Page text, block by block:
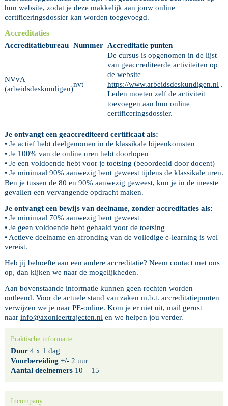
hun website, zodat je deze makkelijk aan jouw online
certificeringsdossier kan worden toegevoegd.
Accreditaties
Accreditatiebureau Nummer Accreditatie punten
NVvA
(arbeidsdeskundigen)
nvt
De cursus is opgenomen in de lijst
van geaccrediteerde activiteiten op
de website
https://www.arbeidsdeskundigen.nl .
Leden moeten zelf de activiteit
toevoegen aan hun online
certificeringsdossier.
Je ontvangt een geaccrediteerd certificaat als:
• Je actief hebt deelgenomen in de klassikale bijeenkomsten
• Je 100% van de online uren hebt doorlopen
• Je een voldoende hebt voor je toetsing (beoordeeld door docent)
• Je minimaal 90% aanwezig bent geweest tijdens de klassikale uren.
Ben je tussen de 80 en 90% aanwezig geweest, kun je in de meeste
gevallen een vervangende opdracht maken.
Je ontvangt een bewijs van deelname, zonder accreditaties als:
• Je minimaal 70% aanwezig bent geweest
• Je geen voldoende hebt gehaald voor de toetsing
• Actieve deelname en afronding van de volledige e-learning is wel
vereist.
Heb jij behoefte aan een andere accreditatie? Neem contact met ons
op, dan kijken we naar de mogelijkheden.
Aan bovenstaande informatie kunnen geen rechten worden
ontleend. Voor de actuele stand van zaken m.b.t. accreditatiepunten
verwijzen we je naar PE-online. Kom je er niet uit, mail gerust
naar info@axonleertrajecten.nl en we helpen jou verder.
Praktische informatie
Duur 4 x 1 dag
Voorbereiding +/- 2 uur
Aantal deelnemers 10 – 15
Incompany